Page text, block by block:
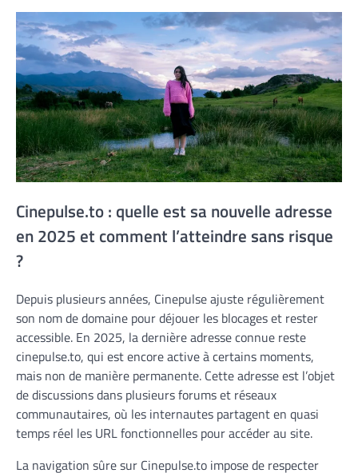
Cinepulse.to : quelle est sa nouvelle adresse
en 2025 et comment l’atteindre sans risque
?
Depuis plusieurs années, Cinepulse ajuste régulièrement
son nom de domaine pour déjouer les blocages et rester
accessible. En 2025, la dernière adresse connue reste
cinepulse.to, qui est encore active à certains moments,
mais non de manière permanente. Cette adresse est l’objet
de discussions dans plusieurs forums et réseaux
communautaires, où les internautes partagent en quasi
temps réel les URL fonctionnelles pour accéder au site.
La navigation sûre sur Cinepulse.to impose de respecter